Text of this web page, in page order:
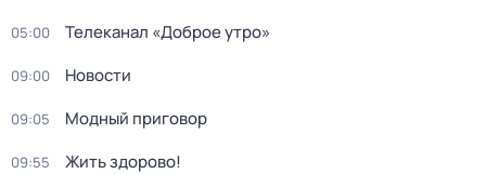
05:00 Телеканал «Доброе утро»
09:00 Новости
09:05 Модный приговор
09:55 Жить здорово!